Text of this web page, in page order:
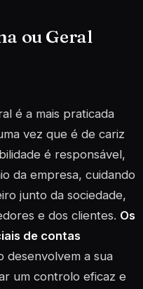
ou Geral
é a mais praticada
vez que é de cariz
é responsável,
da empresa, cuidando
junto da sociedade,
e dos clientes. Os
de contas
desenvolvem a sua
um controlo eficaz e